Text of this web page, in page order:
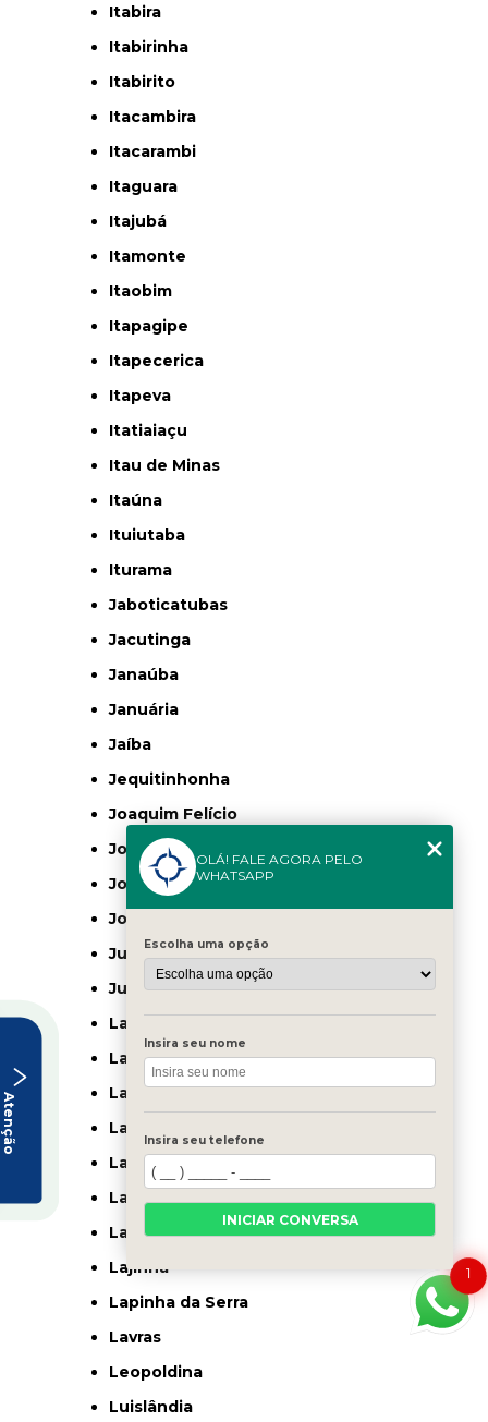
Itabira
Itabirinha
Itabirito
Itacambira
Itacarambi
Itaguara
Itajubá
Itamonte
Itaobim
Itapagipe
Itapecerica
Itapeva
Itatiaiaçu
Itau de Minas
Itaúna
Ituiutaba
Iturama
Jaboticatubas
Jacutinga
Janaúba
Januária
Jaíba
Jequitinhonha
Joaquim Felício
Jovelino Rabelo
João Monlevade
João Pinheiro
Juatuba
Juiz de Fora
Ladainha
Lagamar
Lagoa Da Prata
Lagoa Dos Patos
Lagoa Dourada
Lagoa Formosa
Lagoa Santa
Lajinha
Lapinha da Serra
Lavras
Leopoldina
Luislândia
Atenção
1
OLÁ! FALE AGORA PELO
WHATSAPP
Escolha uma opção
Insira seu nome
Insira seu telefone
INICIAR CONVERSA